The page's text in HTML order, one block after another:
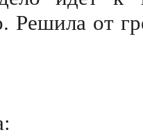
Решила от